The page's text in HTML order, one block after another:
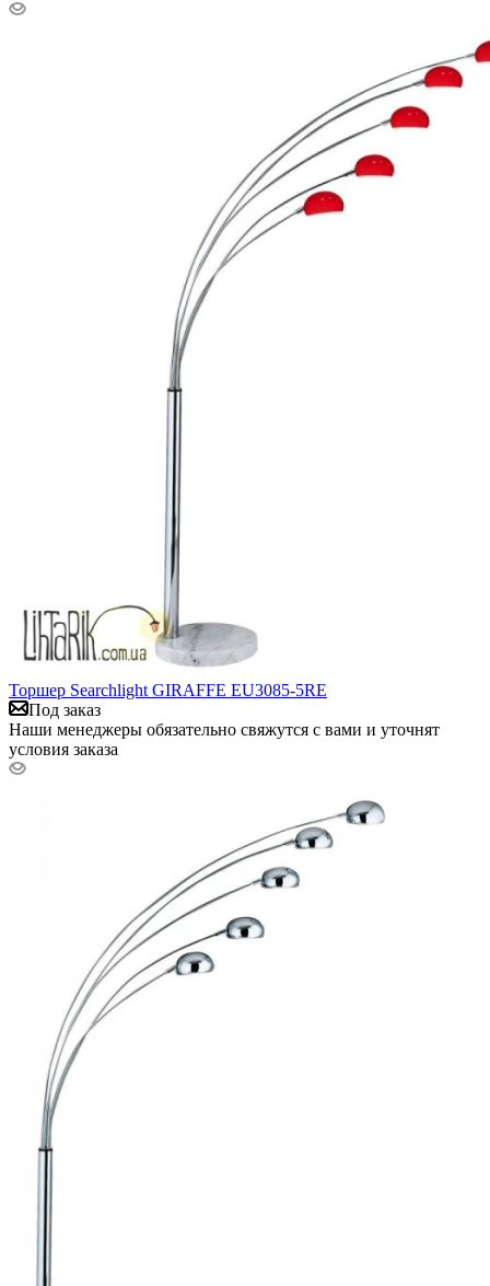
Торшер Searchlight GIRAFFE EU3085-5RE
Под заказ
Наши менеджеры обязательно свяжутся с вами и уточнят
условия заказа